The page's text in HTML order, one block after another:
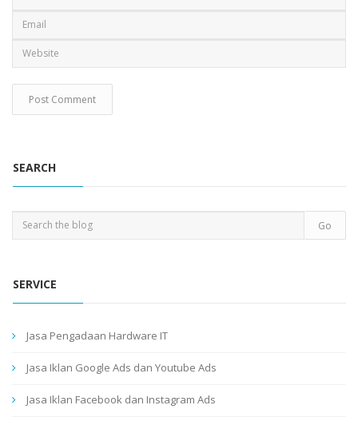
SEARCH
SERVICE
Jasa Pengadaan Hardware IT
Jasa Iklan Google Ads dan Youtube Ads
Jasa Iklan Facebook dan Instagram Ads